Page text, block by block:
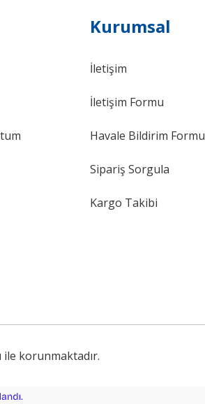
Kurumsal
İletişim
İletişim Formu
Havale Bildirim Formu
Sipariş Sorgula
Kargo Takibi
ile korunmaktadır.